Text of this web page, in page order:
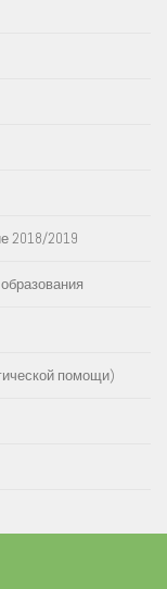
2018/2019
помощи)